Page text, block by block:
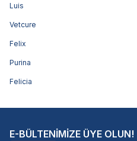
Luis
Vetcure
Felix
Purina
Felicia
E-BÜLTENİMİZE ÜYE OLUN!